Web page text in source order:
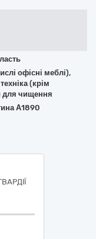
офісні меблі),
(крім
для чищення
А1890